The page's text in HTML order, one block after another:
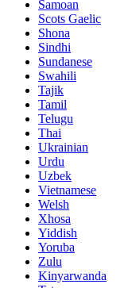
Samoan
Scots Gaelic
Shona
Sindhi
Sundanese
Swahili
Tajik
Tamil
Telugu
Thai
Ukrainian
Urdu
Uzbek
Vietnamese
Welsh
Xhosa
Yiddish
Yoruba
Zulu
Kinyarwanda